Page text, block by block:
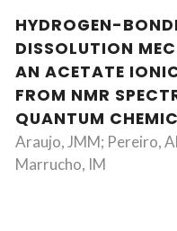
HYDROGEN-
DISSOLUTION
AN ACETATE
FROM NMR
QUANTUM
Araujo, JMM; Pereiro,
Marrucho, IM